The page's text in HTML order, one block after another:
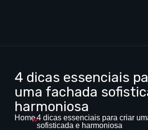
4 dicas essenciais
uma fachada
harmoniosa
Home4 dicas essenciais para criar
sofisticada e harmoniosa